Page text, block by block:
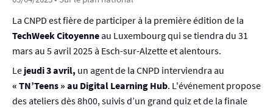
La CNPD est fière de participer à la première édition de la
TechWeek Citoyenne au Luxembourg qui se tiendra du 31
mars au 5 avril 2025 à Esch-sur-Alzette et alentours.
Le jeudi 3 avril, un agent de la CNPD interviendra au
« TN’Teens » au Digital Learning Hub. L'événement propose
des ateliers dès 8h00, suivis d’un grand quiz et de la finale